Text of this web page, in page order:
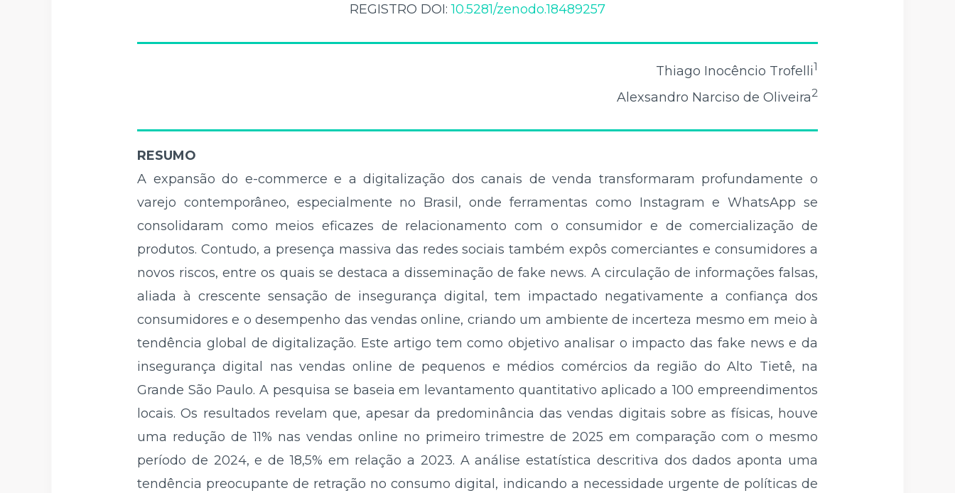
REGISTRO DOI:10.5281/zenodo.18489257
Thiago Inocêncio Trofelli1
Alexsandro Narciso de Oliveira2
RESUMO
A expansão do e-commerce e a digitalização dos canais de venda transformaram profundamente o
varejo contemporâneo, especialmente no Brasil, onde ferramentas como Instagram e WhatsApp se
consolidaram como meios eficazes de relacionamento com o consumidor e de comercialização de
produtos. Contudo, a presença massiva das redes sociais também expôs comerciantes e consumidores a
novos riscos, entre os quais se destaca a disseminação de fake news. A circulação de informações falsas,
aliada à crescente sensação de insegurança digital, tem impactado negativamente a confiança dos
consumidores e o desempenho das vendas online, criando um ambiente de incerteza mesmo em meio à
tendência global de digitalização. Este artigo tem como objetivo analisar o impacto das fake news e da
insegurança digital nas vendas online de pequenos e médios comércios da região do Alto Tietê, na
Grande São Paulo. A pesquisa se baseia em levantamento quantitativo aplicado a 100 empreendimentos
locais. Os resultados revelam que, apesar da predominância das vendas digitais sobre as físicas, houve
uma redução de 11% nas vendas online no primeiro trimestre de 2025 em comparação com o mesmo
período de 2024, e de 18,5% em relação a 2023. A análise estatística descritiva dos dados aponta uma
tendência preocupante de retração no consumo digital, indicando a necessidade urgente de políticas de